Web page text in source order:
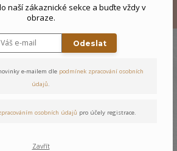
osobních údajů pro účely zobrazování
zpracováním
pro účely
marketingových
souhlas provozující e-shop ipj.cz -
naší zákaznické sekce a buďte vždy v
obraze.
Odeslat
e-mailem dle podmínek zpracování osobních
údajů.
osobních údajů pro účely registrace.
Zavřít